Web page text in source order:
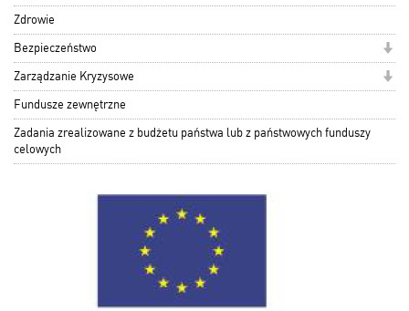
Zdrowie
Bezpieczeństwo
Zarządzanie Kryzysowe
Fundusze zewnętrzne
Zadania zrealizowane z budżetu państwa lub z państwowych funduszy
celowych